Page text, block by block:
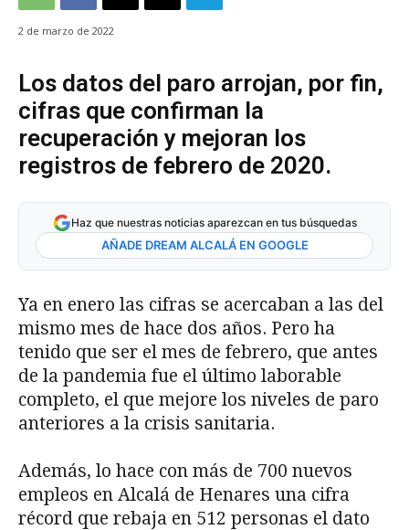
2 de marzo de 2022
Los datos del paro arrojan, por fin,
cifras que confirman la
recuperación y mejoran los
registros de febrero de 2020.
Haz que nuestras noticias aparezcan en tus búsquedas
AÑADE DREAM ALCALÁ EN GOOGLE
Ya en enero las cifras se acercaban a las del
mismo mes de hace dos años. Pero ha
tenido que ser el mes de febrero, que antes
de la pandemia fue el último laborable
completo, el que mejore los niveles de paro
anteriores a la crisis sanitaria.
Además, lo hace con más de 700 nuevos
empleos en Alcalá de Henares una cifra
récord que rebaja en 512 personas el dato